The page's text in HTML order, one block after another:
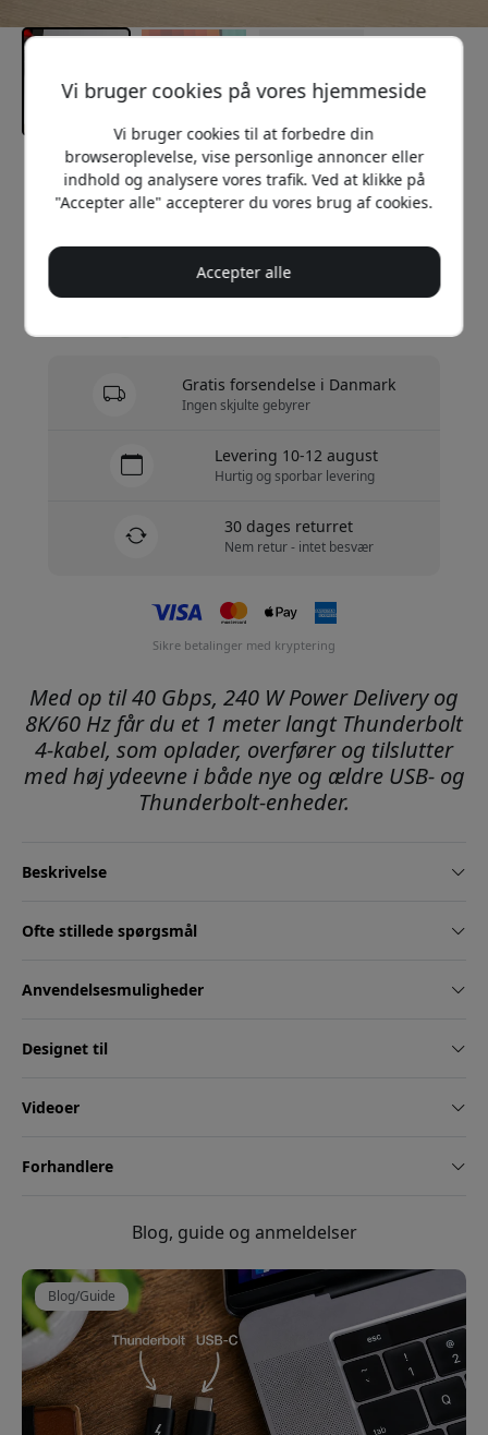
Anbefalet pris
379 DKK
Køb nu
Gratis forsendelse i Danmark
Ingen skjulte gebyrer
Levering 10-12 august
Hurtig og sporbar levering
30 dages returret
Nem retur - intet besvær
Sikre betalinger med kryptering
Med op til 40 Gbps, 240 W Power Delivery og
8K/60 Hz får du et 1 meter langt Thunderbolt
4-kabel, som oplader, overfører og tilslutter
med høj ydeevne i både nye og ældre USB- og
Thunderbolt-enheder.
Beskrivelse
Ofte stillede spørgsmål
Anvendelsesmuligheder
Designet til
Videoer
Forhandlere
Blog, guide og anmeldelser
Blog/Guide
Vi bruger cookies på vores hjemmeside
Vi bruger cookies til at forbedre din
browseroplevelse, vise personlige annoncer eller
indhold og analysere vores trafik. Ved at klikke på
"Accepter alle" accepterer du vores brug af cookies.
Accepter alle